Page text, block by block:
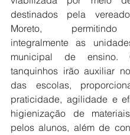
destinados pela
Moreto,
integralmente as
municipal de ensino.
tanquinhos irão auxiliar
das escolas,
praticidade, agilidade e
higienização de
pelos alunos, além de